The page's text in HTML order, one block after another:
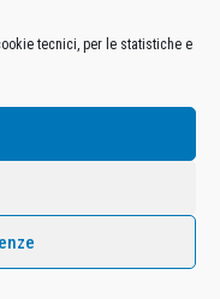
tecnici, per le statistiche e